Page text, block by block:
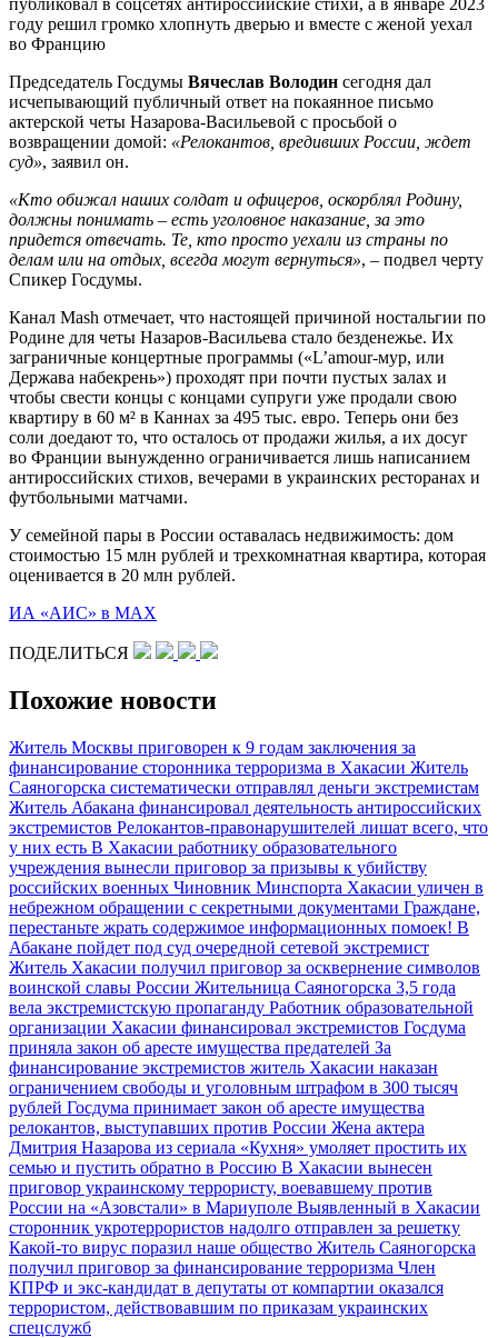
году решил громко хлопнуть дверью и вместе с женой уехал
во Францию
Председатель Госдумы Вячеслав Володин сегодня дал
исчепывающий публичный ответ на покаянное письмо
актерской четы Назарова-Васильевой с просьбой о
возвращении домой: «Релокантов, вредивших России, ждет
суд», заявил он.
«Кто обижал наших солдат и офицеров, оскорблял Родину,
должны понимать – есть уголовное наказание, за это
придется отвечать. Те, кто просто уехали из страны по
делам или на отдых, всегда могут вернуться», – подвел черту
Спикер Госдумы.
Канал Mash отмечает, что настоящей причиной ностальгии по
Родине для четы Назаров-Васильева стало безденежье. Их
заграничные концертные программы («L’amour-мур, или
Держава набекрень») проходят при почти пустых залах и
чтобы свести концы с концами супруги уже продали свою
квартиру в 60 м² в Каннах за 495 тыс. евро. Теперь они без
соли доедают то, что осталось от продажи жилья, а их досуг
во Франции вынужденно ограничивается лишь написанием
антироссийских стихов, вечерами в украинских ресторанах и
футбольными матчами.
У семейной пары в России оставалась недвижимость: дом
стоимостью 15 млн рублей и трехкомнатная квартира, которая
оценивается в 20 млн рублей.
ИА «АИС» в МАХ
ПОДЕЛИТЬСЯ
Похожие новости
Житель Москвы приговорен к 9 годам заключения за
финансирование сторонника терроризма в Хакасии Житель
Саяногорска систематически отправлял деньги экстремистам
Житель Абакана финансировал деятельность антироссийских
экстремистов Релокантов-правонарушителей лишат всего, что
у них есть В Хакасии работнику образовательного
учреждения вынесли приговор за призывы к убийству
российских военных Чиновник Минспорта Хакасии уличен в
небрежном обращении с секретными документами Граждане,
перестаньте жрать содержимое информационных помоек! В
Абакане пойдет под суд очередной сетевой экстремист
Житель Хакасии получил приговор за осквернение символов
воинской славы России Жительница Саяногорска 3,5 года
вела экстремистскую пропаганду Работник образовательной
организации Хакасии финансировал экстремистов Госдума
приняла закон об аресте имущества предателей За
финансирование экстремистов житель Хакасии наказан
ограничением свободы и уголовным штрафом в 300 тысяч
рублей Госдума принимает закон об аресте имущества
релокантов, выступавших против России Жена актера
Дмитрия Назарова из сериала «Кухня» умоляет простить их
семью и пустить обратно в Россию В Хакасии вынесен
приговор украинскому террористу, воевавшему против
России на «Азовстали» в Мариуполе Выявленный в Хакасии
сторонник укротеррористов надолго отправлен за решетку
Какой-то вирус поразил наше общество Житель Саяногорска
получил приговор за финансирование терроризма Член
КПРФ и экс-кандидат в депутаты от компартии оказался
террористом, действовавшим по приказам украинских
спецслужб